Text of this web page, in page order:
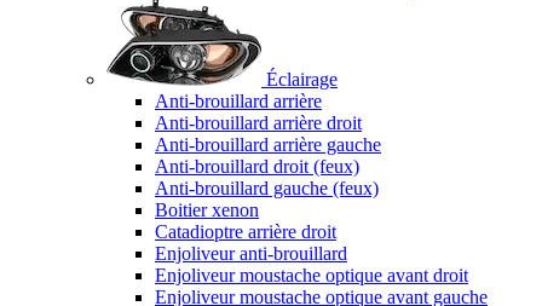
Éclairage
Anti-brouillard arrière
Anti-brouillard arrière droit
Anti-brouillard arrière gauche
Anti-brouillard droit (feux)
Anti-brouillard gauche (feux)
Boitier xenon
Catadioptre arrière droit
Enjoliveur anti-brouillard
Enjoliveur moustache optique avant droit
Enjoliveur moustache optique avant gauche